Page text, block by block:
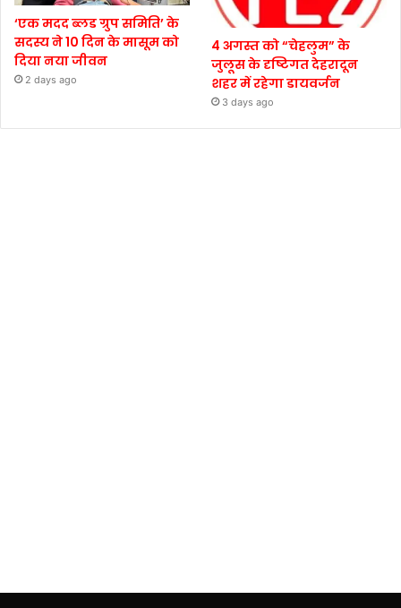
‘एक मदद ब्लड ग्रुप समिति’ के
सदस्य ने 10 दिन के मासूम को
दिया नया जीवन
2 days ago
4 अगस्त को “चेहलुम” के
जुलूस के दृष्टिगत देहरादून
शहर में रहेगा डायवर्जन
3 days ago